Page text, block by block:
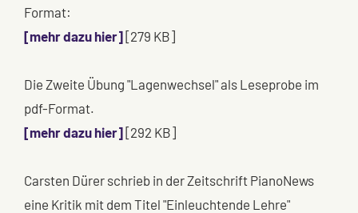
Format:
[mehr dazu hier][279 KB]
Die Zweite Übung "Lagenwechsel" als Leseprobe im
pdf-Format.
[mehr dazu hier][292 KB]
Carsten Dürer schrieb in der Zeitschrift PianoNews
eine Kritik mit dem Titel "Einleuchtende Lehre"